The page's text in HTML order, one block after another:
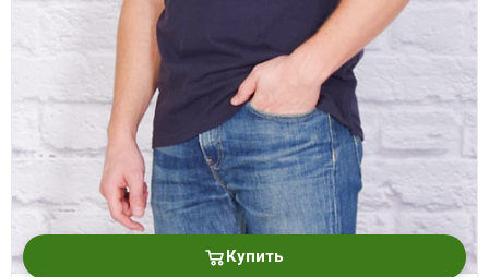
Купить